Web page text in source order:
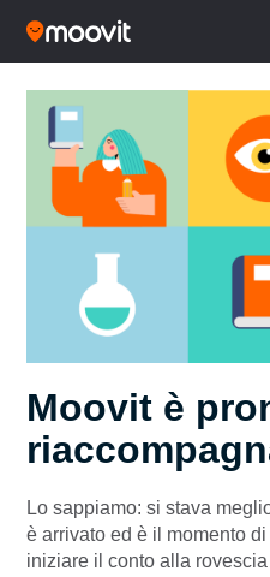
Moovit è
Lo sappiamo: si stava
è arrivato ed è il momento
iniziare il conto alla